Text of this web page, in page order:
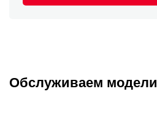
Обслуживаем модели